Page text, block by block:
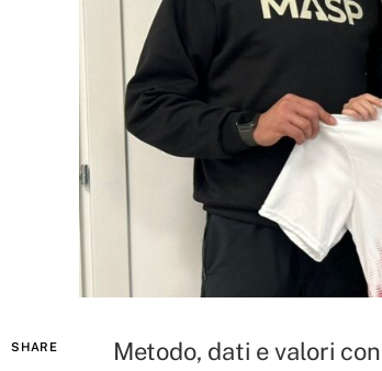
SHARE
Metodo, dati e valori